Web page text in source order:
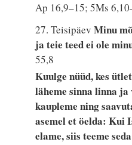
Ap 16,9–15; 5Ms
27. TeisipäevMinu
ja teie teed ei ole
55,8
Kuulge nüüd, kes
läheme sinna linna
kaupleme ning
asemel et öelda: Kui
elame, siis teeme